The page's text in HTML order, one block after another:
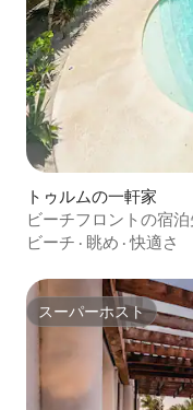
トゥルムの一軒家
ビーチフロントの宿
ビーチ · 眺め ·快適さ
スーパーホスト
スーパーホスト